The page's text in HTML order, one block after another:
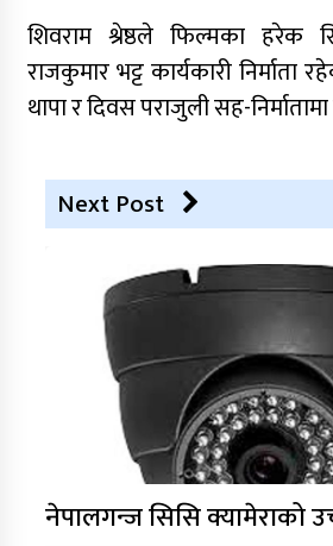
शिवराम श्रेष्ठले फिल्मका
राजकुमार भट्ट कार्यकारी निर्माता
थापा र दिवस पराजुली सह-
Next Post
नेपालगन्ज सिसि क्यामेराको